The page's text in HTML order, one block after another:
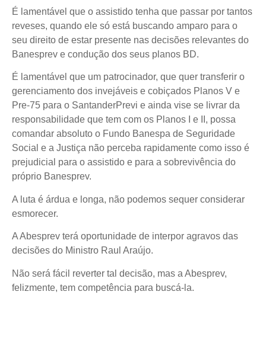
É lamentável que o assistido tenha que passar por tantos
reveses, quando ele só está buscando amparo para o
seu direito de estar presente nas decisões relevantes do
Banesprev e condução dos seus planos BD.
É lamentável que um patrocinador, que quer transferir o
gerenciamento dos invejáveis e cobiçados Planos V e
Pre-75 para o SantanderPrevi e ainda vise se livrar da
responsabilidade que tem com os Planos I e II, possa
comandar absoluto o Fundo Banespa de Seguridade
Social e a Justiça não perceba rapidamente como isso é
prejudicial para o assistido e para a sobrevivência do
próprio Banesprev.
A luta é árdua e longa, não podemos sequer considerar
esmorecer.
A Abesprev terá oportunidade de interpor agravos das
decisões do Ministro Raul Araújo.
Não será fácil reverter tal decisão, mas a Abesprev,
felizmente, tem competência para buscá-la.